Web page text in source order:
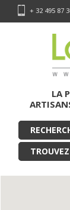
+ 32 495 87
LA